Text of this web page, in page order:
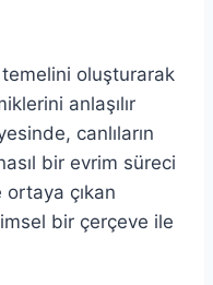
oluşturarak
anlaşılır
canlıların
bir evrim süreci
çıkan
bir çerçeve ile